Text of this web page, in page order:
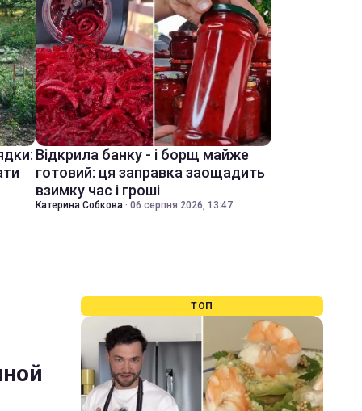
Відкрила банку - і борщ майже
готовий: ця заправка заощадить
взимку час і гроші
Катерина Собкова · 06 серпня 2026, 13:47
ТОП